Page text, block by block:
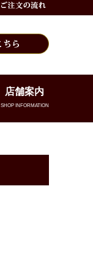
店舗案内
SHOP INFORMATION